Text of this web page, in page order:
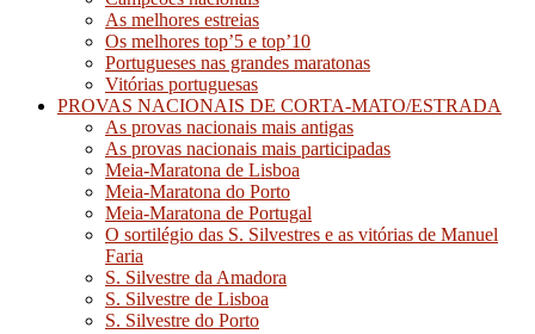
As melhores estreias
Os melhores top’5 e top’10
Portugueses nas grandes maratonas
Vitórias portuguesas
PROVAS NACIONAIS DE CORTA-MATO/ESTRADA
As provas nacionais mais antigas
As provas nacionais mais participadas
Meia-Maratona de Lisboa
Meia-Maratona do Porto
Meia-Maratona de Portugal
O sortilégio das S. Silvestres e as vitórias de Manuel
Faria
S. Silvestre da Amadora
S. Silvestre de Lisboa
S. Silvestre do Porto